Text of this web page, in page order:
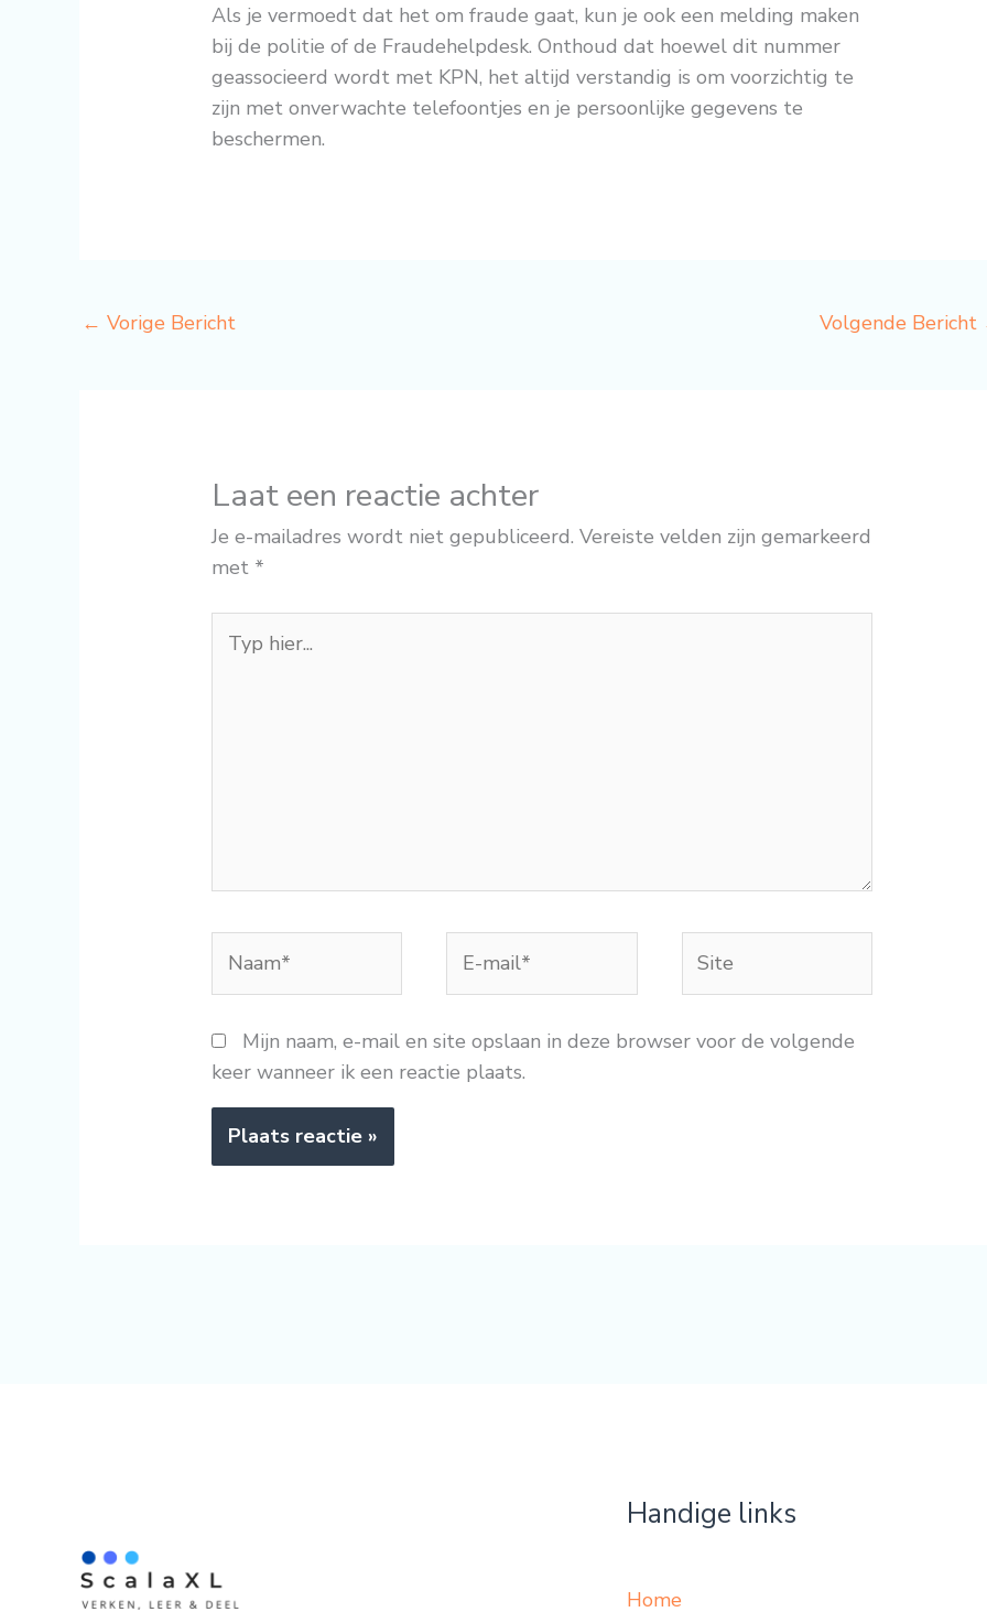
Als je vermoedt dat het om fraude gaat, kun je ook een melding maken
bij de politie of de Fraudehelpdesk. Onthoud dat hoewel dit nummer
geassocieerd wordt met KPN, het altijd verstandig is om voorzichtig te
zijn met onverwachte telefoontjes en je persoonlijke gegevens te
beschermen.
← Vorige Bericht Volgende Bericht
Laat een reactie achter
Je e-mailadres wordt niet gepubliceerd. Vereiste velden zijn gemarkeerd
met *
hier...
mail*
Mijn naam, e-mail en site opslaan in deze browser voor de volgende
keer wanneer ik een reactie plaats.
Handige links
Home